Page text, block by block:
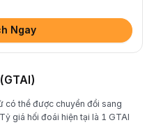
Ngay
có thể được chuyển đổi sang
giá hối đoái hiện tại là 1 GTAI